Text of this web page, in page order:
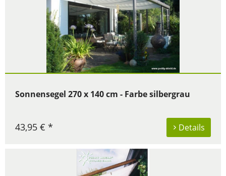
Sonnensegel 270 x 140 cm - Farbe silbergrau
Details
43,95 € *